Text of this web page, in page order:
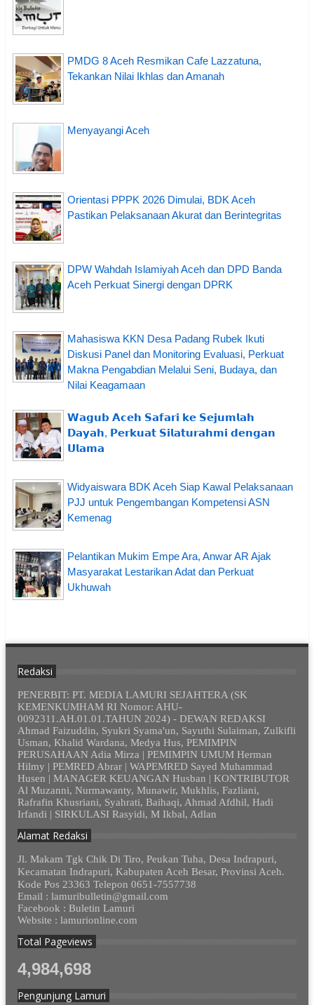
PMDG 8 Aceh Resmikan Cafe Lazzatuna,
Tekankan Nilai Ikhlas dan Amanah
Menyayangi Aceh
Orientasi PPPK 2026 Dimulai, BDK Aceh
Pastikan Pelaksanaan Akurat dan Berintegritas
DPW Wahdah Islamiyah Aceh dan DPD Banda
Aceh Perkuat Sinergi dengan DPRK
Mahasiswa KKN Desa Padang Rubek Ikuti
Diskusi Panel dan Monitoring Evaluasi, Perkuat
Makna Pengabdian Melalui Seni, Budaya, dan
Nilai Keagamaan
𝗪𝗮𝗴𝘂𝗯 𝗔𝗰𝗲𝗵 𝗦𝗮𝗳𝗮𝗿𝗶 𝗸𝗲 𝗦𝗲𝗷𝘂𝗺𝗹𝗮𝗵
𝗗𝗮𝘆𝗮𝗵, 𝗣𝗲𝗿𝗸𝘂𝗮𝘁 𝗦𝗶𝗹𝗮𝘁𝘂𝗿𝗮𝗵𝗺𝗶 𝗱𝗲𝗻𝗴𝗮𝗻
𝗨𝗹𝗮𝗺𝗮
Widyaiswara BDK Aceh Siap Kawal Pelaksanaan
PJJ untuk Pengembangan Kompetensi ASN
Kemenag
Pelantikan Mukim Empe Ara, Anwar AR Ajak
Masyarakat Lestarikan Adat dan Perkuat
Ukhuwah
Redaksi
PENERBIT: PT. MEDIA LAMURI SEJAHTERA (SK
KEMENKUMHAM RI Nomor: AHU-
0092311.AH.01.01.TAHUN 2024) - DEWAN REDAKSI
Ahmad Faizuddin, Syukri Syama'un, Sayuthi Sulaiman, Zulkifli
Usman, Khalid Wardana, Medya Hus, PEMIMPIN
PERUSAHAAN Adia Mirza | PEMIMPIN UMUM Herman
Hilmy | PEMRED Abrar | WAPEMRED Sayed Muhammad
Husen | MANAGER KEUANGAN Husban | KONTRIBUTOR
Al Muzanni, Nurmawanty, Munawir, Mukhlis, Fazliani,
Rafrafin Khusriani, Syahrati, Baihaqi, Ahmad Afdhil, Hadi
Irfandi | SIRKULASI Rasyidi, M Ikbal, Adlan
Alamat Redaksi
Jl. Makam Tgk Chik Di Tiro, Peukan Tuha, Desa Indrapuri,
Kecamatan Indrapuri, Kabupaten Aceh Besar, Provinsi Aceh.
Kode Pos 23363 Telepon 0651-7557738
Email : lamuribulletin@gmail.com
Facebook : Buletin Lamuri
Website : lamurionline.com
Total Pageviews
4,984,698
Pengunjung Lamuri